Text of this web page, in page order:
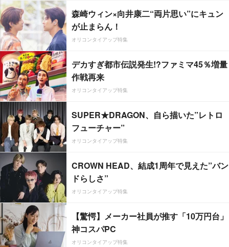
森崎ウィン×向井康二“両片思い”にキュン
が止まらん！
オリコンタイアップ特集
デカすぎ都市伝説発生!?ファミマ45％増量
作戦再来
オリコンタイアップ特集
SUPER★DRAGON、自ら描いた”レトロ
フューチャー”
オリコンタイアップ特集
CROWN HEAD、結成1周年で見えた”バン
ドらしさ”
オリコンタイアップ特集
【驚愕】メーカー社員が推す「10万円台」
神コスパPC
オリコンタイアップ特集